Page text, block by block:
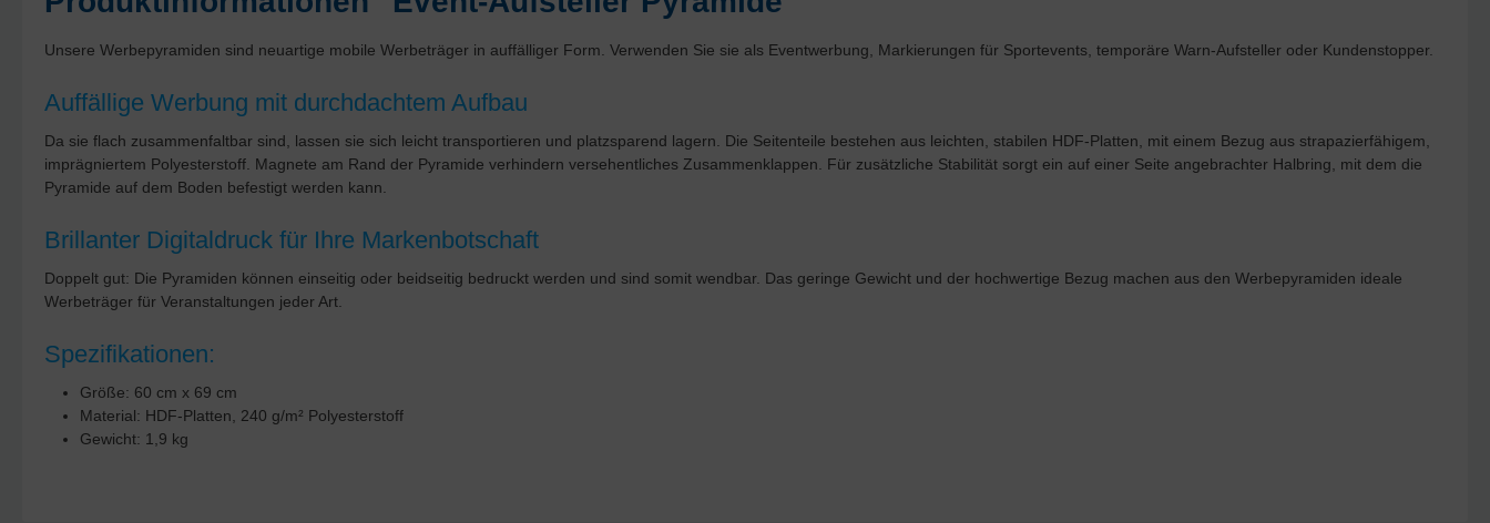
Unsere Werbepyramiden sind neuartige mobile Werbeträger in auffälliger Form. Verwenden Sie sie als Eventwerbung, Markierungen für Sportevents, temporäre Warn-Aufsteller oder Kundenstopper.
Auffällige Werbung mit durchdachtem Aufbau
Da sie flach zusammenfaltbar sind, lassen sie sich leicht transportieren und platzsparend lagern. Die Seitenteile bestehen aus leichten, stabilen HDF-Platten, mit einem Bezug aus strapazierfähigem,
imprägniertem Polyesterstoff. Magnete am Rand der Pyramide verhindern versehentliches Zusammenklappen. Für zusätzliche Stabilität sorgt ein auf einer Seite angebrachter Halbring, mit dem die
Pyramide auf dem Boden befestigt werden kann.
Brillanter Digitaldruck für Ihre Markenbotschaft
Doppelt gut: Die Pyramiden können einseitig oder beidseitig bedruckt werden und sind somit wendbar. Das geringe Gewicht und der hochwertige Bezug machen aus den Werbepyramiden ideale
Werbeträger für Veranstaltungen jeder Art.
Spezifikationen:
Größe: 60 cm x 69 cm
Material: HDF-Platten, 240 g/m² Polyesterstoff
Gewicht: 1,9 kg